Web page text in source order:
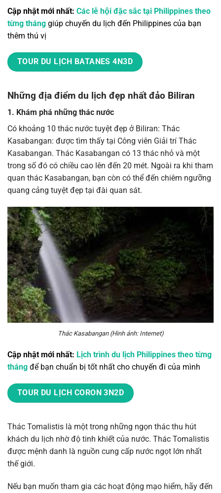
Cập nhật mới nhất: Các lễ hội đặc sắc tại Philippines theo
từng tháng giúp chuyến du lịch đến Philippines của bạn
thêm thú vị
TOUR DU LỊCH BATANES 4N3D
Những địa điểm du lịch đẹp nhất đảo Biliran
1. Khám phá những thác nước
Có khoảng 10 thác nước tuyệt đẹp ở Biliran: Thác
Kasabangan: được tìm thấy tại Công viên Giải trí Thác
Kasabangan. Thác Kasabangan có 13 thác nhỏ và một
trong số đó có chiều cao lên đến 20 mét. Ngoài ra khi tham
quan thác Kasabangan, bạn còn có thể đến chiêm ngưỡng
quang cảng tuyệt đẹp tại đài quan sát.
Thác Kasabangan (Hình ảnh: Internet)
Cập nhật mới nhất: Lịch trình du lịch Philippines theo từng
tháng để bạn chuẩn bị tốt nhất cho chuyến đi của mình
TOUR DU LỊCH CORON 3N2D
Thác Tomalistis là một trong những ngọn thác thu hút
khách du lịch nhờ độ tinh khiết của nước. Thác Tomalistis
được mệnh danh là nguồn cung cấp nước ngọt lớn nhất
thế giới.
Nếu bạn muốn tham gia các hoạt động mạo hiểm, hãy đến